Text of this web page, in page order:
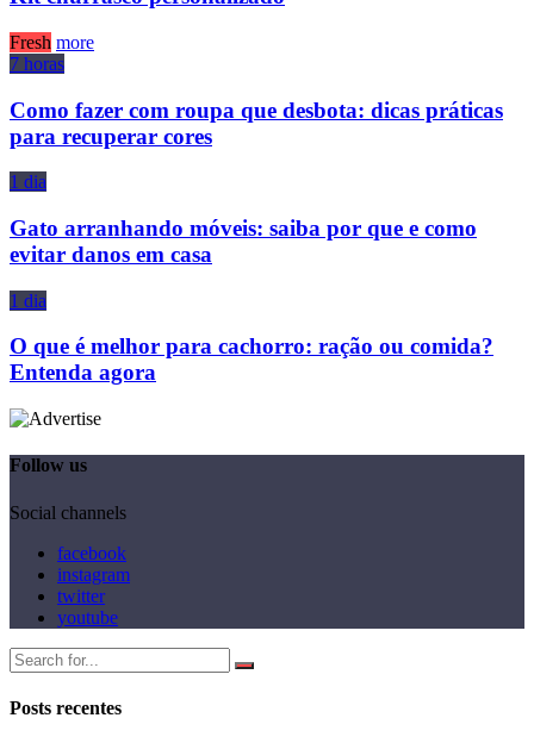
Fresh more
7 horas
Como fazer com roupa que desbota: dicas práticas
para recuperar cores
1 dia
Gato arranhando móveis: saiba por que e como
evitar danos em casa
1 dia
O que é melhor para cachorro: ração ou comida?
Entenda agora
Follow us
Social channels
facebook
instagram
twitter
youtube
Posts recentes